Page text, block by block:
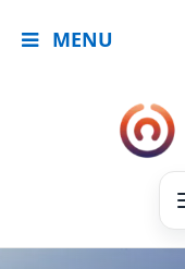
MENU